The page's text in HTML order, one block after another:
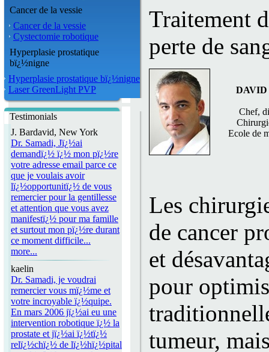
Cancer de la vessie
Cancer de la vessie
Cystectomie robotique
Hyperplasie prostatique
bï¿½nigne
Hyperplasie prostatique bï¿½nigne
Laser GreenLight PVP
Testimonials
J. Bardavid, New York
Dr. Samadi, Jï¿½ai
demandï¿½ ï¿½ mon pï¿½re
votre adresse email parce ce
que je voulais avoir
lï¿½opportunitï¿½ de vous
remercier pour la gentillesse
et attention que vous avez
manifestï¿½ pour ma famille
et surtout mon pï¿½re durant
ce moment difficile...
more...
kaelin
Dr. Samadi, je voudrai
remercier vous mï¿½me et
votre incroyable ï¿½quipe.
En mars 2006 jï¿½ai eu une
intervention robotique ï¿½ la
prostate et jï¿½ai ï¿½tï¿½
relï¿½chï¿½ de lï¿½hï¿½pital
Traitement
perte de
DAVID
Chef,
Ecole de
Les
de cancer
et
pour
tumeur,